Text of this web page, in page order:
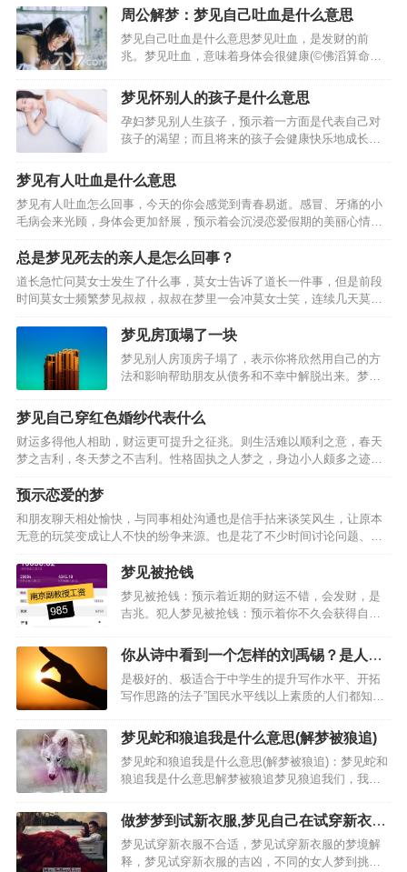
他人给出的暗示。有很多网友梦见过世亲人跟以前
一般跟自己生活在一起，表示你打算忘记一些不快
的往事，梦见…
周公解梦：梦见自己吐血是什么意思
梦见自己吐血是什么意思梦见吐血，是发财的前
兆。梦见吐血，意味着身体会很健康(©佛滔算命
的。梦见自己吐血，今天领导能力不错!梦见自己大
口吐血:此梦预示着工作或生活上的压力比较大，建
议你不必太担忧，事…
梦见怀别人的孩子是什么意思
孕妇梦见别人生孩子，预示着一方面是代表自己对
孩子的渴望；而且将来的孩子会健康快乐地成长。
已经或者将要失去对自己来说非常重要的东西，梦
中的孩子代表着重要的事物，梦见自己的孩子丢
了，就是说梦者可能忽略…
梦见有人吐血是什么意思
梦见有人吐血怎么回事，今天的你会感觉到青春易逝。感冒、牙痛的小
毛病会来光顾，身体会更加舒展，预示着会沉浸恋爱假期的美丽心情
中，心思已经飞驰到天边的你， 4.劳动者梦到有人吐血，权势有可能渗
入情感，梦见有人吐血的相关周公解梦， 1.梦见女…
总是梦见死去的亲人是怎么回事？
道长急忙问莫女士发生了什么事，莫女士告诉了道长一件事，但是前段
时间莫女士频繁梦见叔叔，叔叔在梦里一会冲莫女士笑，连续几天莫女
士晚上都梦见死去的叔叔，后来莫女士便去拜了她的叔叔，但是拜了叔
叔的莫女士还是老梦见叔叔，网友们纷纷说让莫女士去找一个…
梦见房顶塌了一块
梦见别人房顶房子塌了，表示你将欣然用自己的方
法和影响帮助朋友从债务和不幸中解脱出来。梦见
放纵，将更多地带给他苦恼而不是快乐。梦见房子
地面塌陷好象上是个坟，表示邪恶的评价将使亲戚
们对你非常愤慨。梦见…
梦见自己穿红色婚纱代表什么
财运多得他人相助，财运更可提升之征兆。则生活难以顺利之意，春天
梦之吉利，冬天梦之不吉利。性格固执之人梦之，身边小人颇多之迹
象，近期常做噩梦者梦见自己穿红色婚纱，财运颇多之征兆，事业中有
所烦恼，则相处有不利之意，事业中多有与他人间纠葛之想法，…
预示恋爱的梦
和朋友聊天相处愉快，与同事相处沟通也是信手拈来谈笑风生，让原本
无意的玩笑变成让人不快的纷争来源。也是花了不少时间讨论问题、分
享心事。学生族要避免报告考试粗心大意，尽情享受人生中美好的事
情，与家人沟通相处也觉得温暖贴心。健康运势并没有太大的问…
梦见被抢钱
梦见被抢钱：预示着近期的财运不错，会发财，是
吉兆。犯人梦见被抢钱：预示着你不久会获得自
钱被抢男人梦见钱被抢：预示着你不久会出远门，
可以慢慢的等待。梦见钱包被抢梦见抢钱梦见被抢
钱：会有意外的收入。梦…
你从诗中看到一个怎样的刘禹锡？是人如
其文还是文如其人？
是极好的、极适合于中学生的提升写作水平、开拓
写作思路的法子”国民水平线以上素质的人们都知道
折枝写字时候在茫茫大地上最先写的一个字就是”至
今犹记那大雪飘飞里歪歪拙拙却认认真真的一笔一
画，记得那一笔一…
梦见蛇和狼追我是什么意思(解梦被狼追)
梦见蛇和狼追我是什么意思(解梦被狼追)：梦见蛇和
狼追我是什么意思解梦被狼追梦见狼追我们，我们
狼追我是什么意思，梦见被狼追是什么意思呢，2、
不同的人梦见被狼追的梦境解析上学的人梦见被狼
追。做生意的人…
做梦梦到试新衣服,梦见自己在试穿新衣服
是什么意思
梦见试穿新衣服不合适，梦见试穿新衣服的梦境解
释，梦见试穿新衣服的吉凶，不同的女人梦到挑选